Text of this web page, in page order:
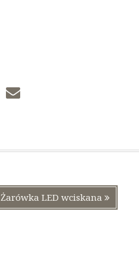
Żarówka LED wciskana Następny
wpis: